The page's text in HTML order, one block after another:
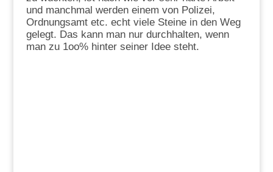
und manchmal werden einem von Polizei,
Ordnungsamt etc. echt viele Steine in den Weg
gelegt. Das kann man nur durchhalten, wenn
man zu 1oo% hinter seiner Idee steht.